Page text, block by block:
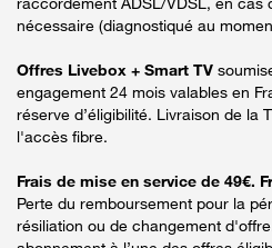
nécessaire (diagnostiqué au
Offres Livebox + Smart TV
engagement 24 mois valables en
réserve d’éligibilité. Livraison de la
l'accès fibre.
Frais de mise en service de 49€.
Perte du remboursement pour la
résiliation ou de changement